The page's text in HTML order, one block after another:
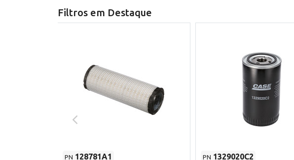
Filtros em Destaque
PN 128781A1
PN 1329020C2